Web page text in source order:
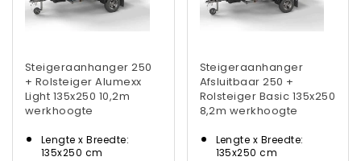
Steigeraanhanger 250
+ Rolsteiger Alumexx
Light 135x250 10,2m
werkhoogte
Lengte x Breedte:
135x250 cm
Steigeraanhanger
Afsluitbaar 250 +
Rolsteiger Basic 135x250
8,2m werkhoogte
Lengte x Breedte:
135x250 cm